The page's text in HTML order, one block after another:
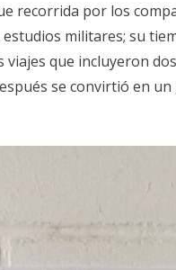
recorrida por los
estudios militares; su
viajes que incluyeron
se convirtió en